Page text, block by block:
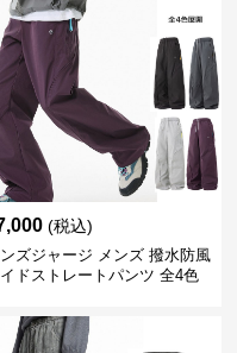
(税込)
ズジャージ メンズ 撥水防風
ドストレートパンツ 全4色